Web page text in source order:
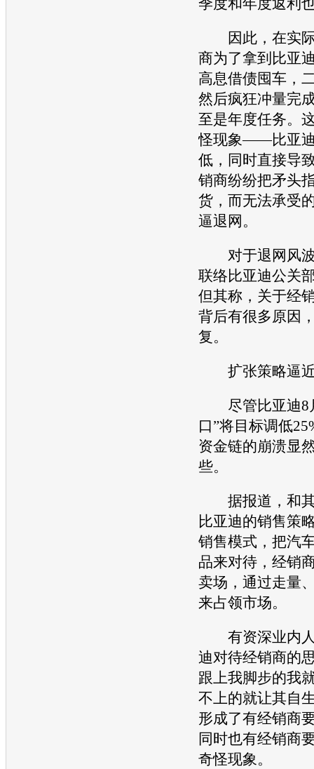
季度和年度返利
因此，在实际
商为了拿到 比亚
高息借债囤车，
然后疯狂冲量完
至是年度任务。
怪现象——比亚
低，同时直接导
销商纷纷把矛头
货，而无法承受
逼退网。
对于退网风波
联络比亚迪公关
但其称，关于经
背后有很多原因
复。
扩张策略逼近
尽管比亚迪8
口”将目标调低
资金链的崩溃显
些。
据报道，和其
比亚迪的销售策
销售模式，把汽
品来对待，经销
卖场，通过走量
来占领市场。
有资深业内人
迪对待经销商的
跟上我脚步的我
不上的就让其自
形成了有经销商
同时也有经销商
奇怪现象。